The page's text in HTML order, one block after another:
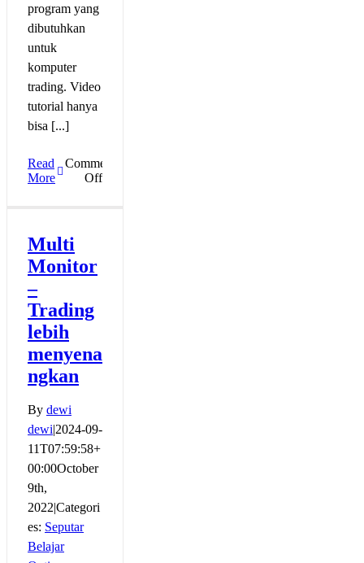
program yang
dibutuhkan
untuk
komputer
trading. Video
tutorial hanya
bisa [...]
Read
More
Comments
Offon
Multi
Monitor
–
Trading
lebih
menyena
ngkan
By dewi
dewi|2024-09-
11T07:59:58+
00:00October
9th,
2022|Categori
es: Seputar
Belajar